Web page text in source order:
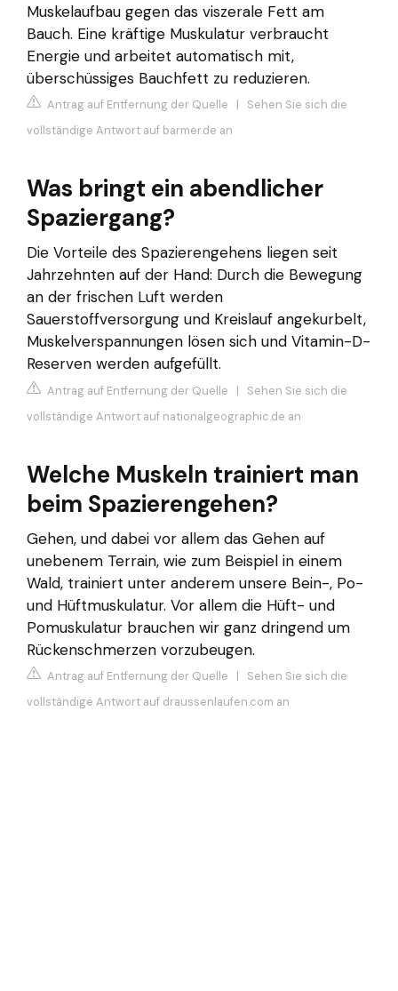
Muskelaufbau gegen das viszerale Fett am
Bauch. Eine kräftige Muskulatur verbraucht
Energie und arbeitet automatisch mit,
überschüssiges Bauchfett zu reduzieren.
Antrag auf Entfernung der Quelle | Sehen Sie sich die
vollständige Antwort auf barmer.de an
Was bringt ein abendlicher
Spaziergang?
Die Vorteile des Spazierengehens liegen seit
Jahrzehnten auf der Hand: Durch die Bewegung
an der frischen Luft werden
Sauerstoffversorgung und Kreislauf angekurbelt,
Muskelverspannungen lösen sich und Vitamin-D-
Reserven werden aufgefüllt.
Antrag auf Entfernung der Quelle | Sehen Sie sich die
vollständige Antwort auf nationalgeographic.de an
Welche Muskeln trainiert man
beim Spazierengehen?
Gehen, und dabei vor allem das Gehen auf
unebenem Terrain, wie zum Beispiel in einem
Wald, trainiert unter anderem unsere Bein-, Po-
und Hüftmuskulatur. Vor allem die Hüft- und
Pomuskulatur brauchen wir ganz dringend um
Rückenschmerzen vorzubeugen.
Antrag auf Entfernung der Quelle | Sehen Sie sich die
vollständige Antwort auf draussenlaufen.com an